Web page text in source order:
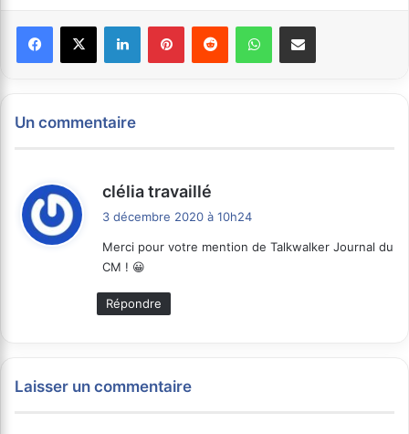
Un commentaire
clélia travaillé
3 décembre 2020 à 10h24
Merci pour votre mention de Talkwalker Journal du
CM ! 😀
Répondre
Laisser un commentaire